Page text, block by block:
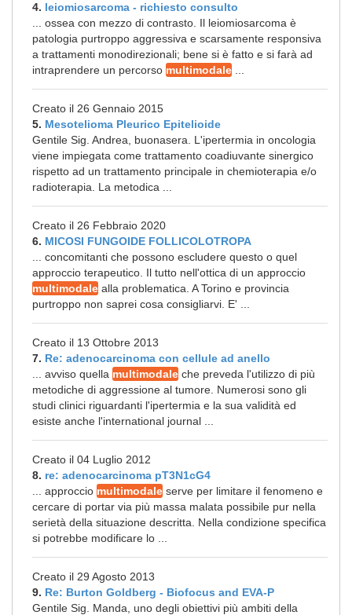
4. leiomiosarcoma - richiesto consulto
... ossea con mezzo di contrasto. Il leiomiosarcoma è
patologia purtroppo aggressiva e scarsamente responsiva
a trattamenti monodirezionali; bene si è fatto e si farà ad
intraprendere un percorso multimodale
Creato il 26 Gennaio 2015
5. Mesotelioma Pleurico Epitelioide
Gentile Sig. Andrea, buonasera. L'ipertermia in oncologia
viene impiegata come trattamento coadiuvante sinergico
rispetto ad un trattamento principale in chemioterapia e/o
radioterapia. La metodica ...
Creato il 26 Febbraio 2020
6. MICOSI FUNGOIDE FOLLICOLOTROPA
... concomitanti che possono escludere questo o quel
approccio terapeutico. Il tutto nell'ottica di un approccio
multimodale alla problematica. A Torino e provincia
purtroppo non saprei cosa consigliarvi. E' ...
Creato il 13 Ottobre 2013
7. Re: adenocarcinoma con cellule ad anello
... avviso quella multimodale che preveda l'utilizzo di più
metodiche di aggressione al tumore. Numerosi sono gli
studi clinici riguardanti l'ipertermia e la sua validità ed
esiste anche l'international journal ...
Creato il 04 Luglio 2012
8. re: adenocarcinoma pT3N1cG4
... approccio multimodale serve per limitare il fenomeno e
cercare di portar via più massa malata possibile pur nella
serietà della situazione descritta. Nella condizione specifica
si potrebbe modificare lo ...
Creato il 29 Agosto 2013
9. Re: Burton Goldberg - Biofocus and EVA-P
Gentile Sig. Manda, uno degli obiettivi più ambiti della